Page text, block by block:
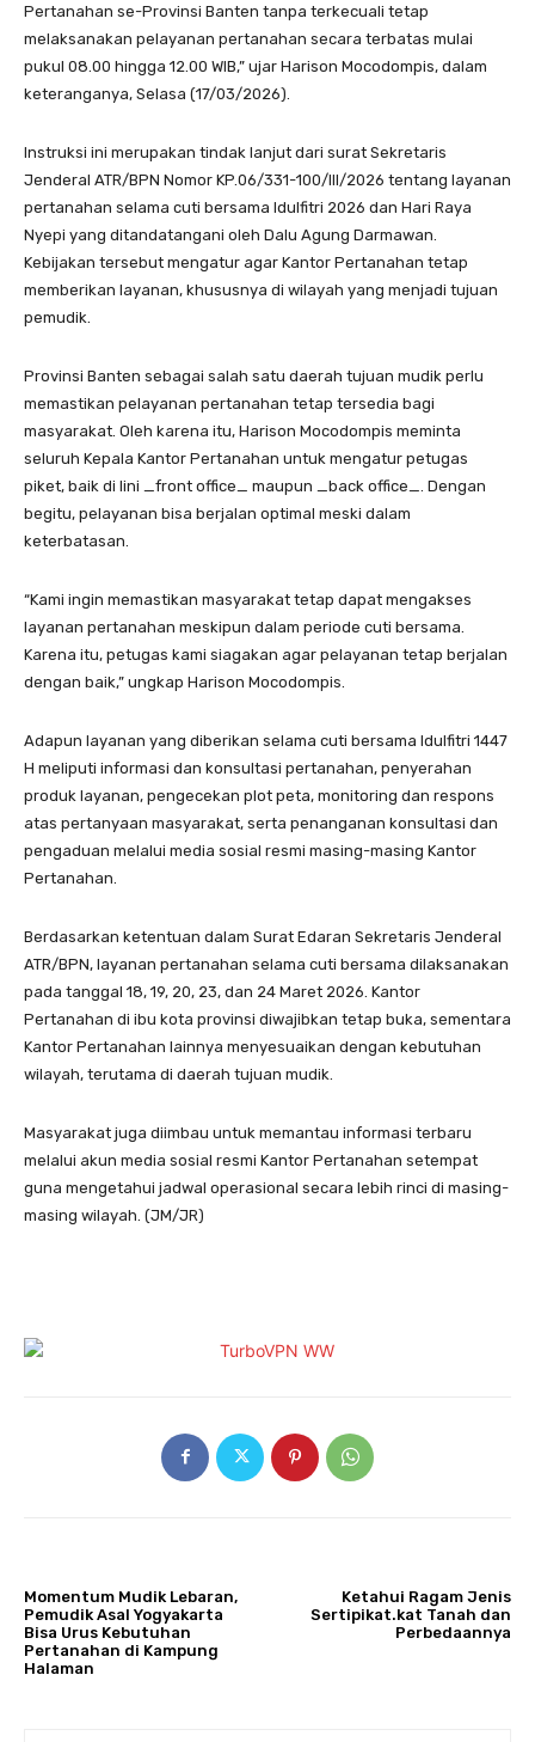
Pertanahan se-Provinsi Banten tanpa terkecuali tetap
melaksanakan pelayanan pertanahan secara terbatas mulai
pukul 08.00 hingga 12.00 WIB,” ujar Harison Mocodompis, dalam
keteranganya, Selasa (17/03/2026).
Instruksi ini merupakan tindak lanjut dari surat Sekretaris
Jenderal ATR/BPN Nomor KP.06/331-100/III/2026 tentang layanan
pertanahan selama cuti bersama Idulfitri 2026 dan Hari Raya
Nyepi yang ditandatangani oleh Dalu Agung Darmawan.
Kebijakan tersebut mengatur agar Kantor Pertanahan tetap
memberikan layanan, khususnya di wilayah yang menjadi tujuan
pemudik.
Provinsi Banten sebagai salah satu daerah tujuan mudik perlu
memastikan pelayanan pertanahan tetap tersedia bagi
masyarakat. Oleh karena itu, Harison Mocodompis meminta
seluruh Kepala Kantor Pertanahan untuk mengatur petugas
piket, baik di lini _front office_ maupun _back office_. Dengan
begitu, pelayanan bisa berjalan optimal meski dalam
keterbatasan.
“Kami ingin memastikan masyarakat tetap dapat mengakses
layanan pertanahan meskipun dalam periode cuti bersama.
Karena itu, petugas kami siagakan agar pelayanan tetap berjalan
dengan baik,” ungkap Harison Mocodompis.
Adapun layanan yang diberikan selama cuti bersama Idulfitri 1447
H meliputi informasi dan konsultasi pertanahan, penyerahan
produk layanan, pengecekan plot peta, monitoring dan respons
atas pertanyaan masyarakat, serta penanganan konsultasi dan
pengaduan melalui media sosial resmi masing-masing Kantor
Pertanahan.
Berdasarkan ketentuan dalam Surat Edaran Sekretaris Jenderal
ATR/BPN, layanan pertanahan selama cuti bersama dilaksanakan
pada tanggal 18, 19, 20, 23, dan 24 Maret 2026. Kantor
Pertanahan di ibu kota provinsi diwajibkan tetap buka, sementara
Kantor Pertanahan lainnya menyesuaikan dengan kebutuhan
wilayah, terutama di daerah tujuan mudik.
Masyarakat juga diimbau untuk memantau informasi terbaru
melalui akun media sosial resmi Kantor Pertanahan setempat
guna mengetahui jadwal operasional secara lebih rinci di masing-
masing wilayah. (JM/JR)
Momentum Mudik Lebaran,
Pemudik Asal Yogyakarta
Bisa Urus Kebutuhan
Pertanahan di Kampung
Halaman
Ketahui Ragam Jenis
Sertipikat.kat Tanah dan
Perbedaannya